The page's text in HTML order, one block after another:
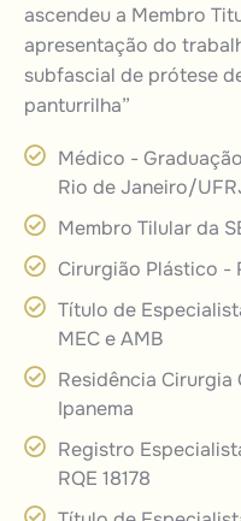
ascendeu a Membro
apresentação do
subfascial de prótese
panturrilha”
Médico -
Rio de Janeiro/
Membro Tilular da
Cirurgião Plástico -
Título de
MEC e AMB
Residência
Ipanema
Registro
RQE 18178